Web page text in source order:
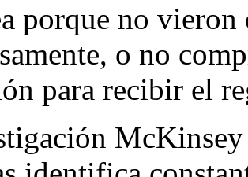
porque no vieron
o no
para recibir el